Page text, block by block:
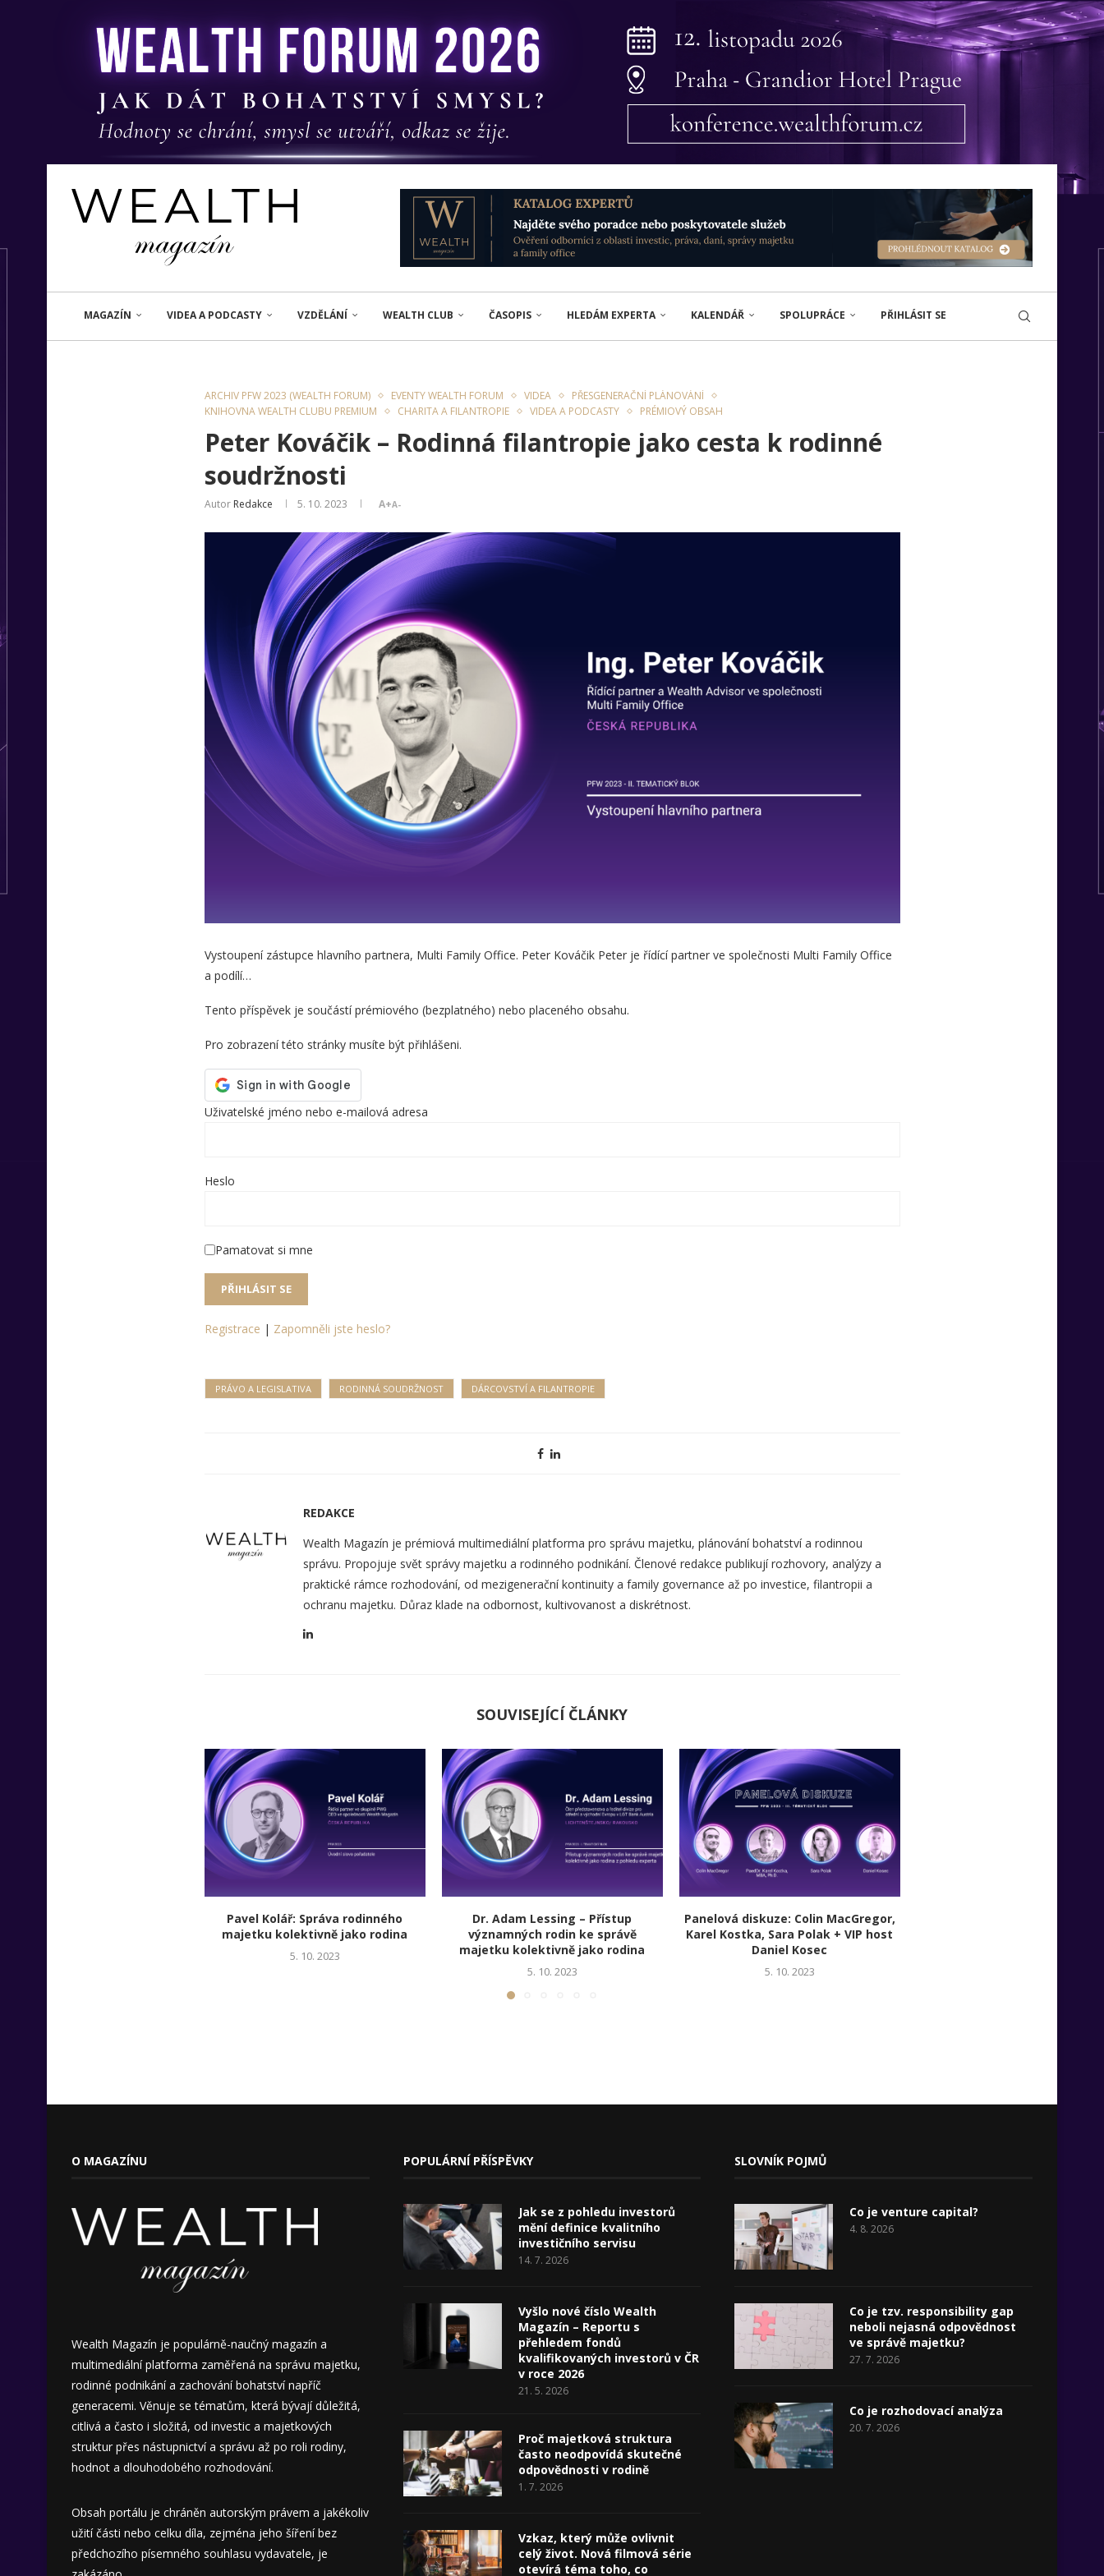
MAGAZÍN VIDEA A PODCASTY VZDĚLÁNÍ WEALTH CLUB ČASOPIS HLEDÁM EXPERTA KALENDÁŘ SPOLUPRÁCE PŘIHLÁSIT SE
ARCHIV PFW 2023 (WEALTH FORUM) EVENTY WEALTH FORUM VIDEA
PŘESGENERAČNÍ PLÁNOVÁNÍ
KNIHOVNA WEALTH CLUBU PREMIUM
CHARITA A FILANTROPIE VIDEA A PODCASTY PRÉMIOVÝ OBSAH
Peter Kováčik – Rodinná filantropie jako cesta k rodinné
soudržnosti
Autor Redakce 5. 10. 2023 A+A-
Vystoupení zástupce hlavního partnera, Multi Family Office. Peter Kováčik Peter je řídící partner ve společnosti Multi Family Office
a podílí…
Tento příspěvek je součástí prémiového (bezplatného) nebo placeného obsahu.
Pro zobrazení této stránky musíte být přihlášeni.
Uživatelské jméno nebo e-mailová adresa
Heslo
Pamatovat si mne
Registrace | Zapomněli jste heslo?
PRÁVO A LEGISLATIVA RODINNÁ SOUDRŽNOST DÁRCOVSTVÍ A FILANTROPIE
REDAKCE
Wealth Magazín je prémiová multimediální platforma pro správu majetku, plánování bohatství a rodinnou
správu. Propojuje svět správy majetku a rodinného podnikání. Členové redakce publikují rozhovory, analýzy a
praktické rámce rozhodování, od mezigenerační kontinuity a family governance až po investice, filantropii a
ochranu majetku. Důraz klade na odbornost, kultivovanost a diskrétnost.
SOUVISEJÍCÍ ČLÁNKY
Pavel Kolář: Správa rodinného
majetku kolektivně jako rodina
5. 10. 2023
Dr. Adam Lessing – Přístup
významných rodin ke správě
majetku kolektivně jako rodina
5. 10. 2023
Panelová diskuze: Colin MacGregor,
Karel Kostka, Sara Polak + VIP host
Daniel Kosec
5. 10. 2023
O MAGAZÍNU
Wealth Magazín je populárně-naučný magazín a
multimediální platforma zaměřená na správu majetku,
rodinné podnikání a zachování bohatství napříč
generacemi. Věnuje se tématům, která bývají důležitá,
citlivá a často i složitá, od investic a majetkových
struktur přes nástupnictví a správu až po roli rodiny,
hodnot a dlouhodobého rozhodování.
Obsah portálu je chráněn autorským právem a jakékoliv
užití části nebo celku díla, zejména jeho šíření bez
předchozího písemného souhlasu vydavatele, je
POPULÁRNÍ PŘÍSPĚVKY
Jak se z pohledu investorů
mění definice kvalitního
investičního servisu
14. 7. 2026
Vyšlo nové číslo Wealth
Magazín – Reportu s
přehledem fondů
kvalifikovaných investorů v ČR
v roce 2026
21. 5. 2026
Proč majetková struktura
často neodpovídá skutečné
odpovědnosti v rodině
1. 7. 2026
Vzkaz, který může ovlivnit
celý život. Nová filmová série
otevírá téma toho, co
SLOVNÍK POJMŮ
Co je venture capital?
4. 8. 2026
Co je tzv. responsibility gap
neboli nejasná odpovědnost
ve správě majetku?
27. 7. 2026
Co je rozhodovací analýza
20. 7. 2026